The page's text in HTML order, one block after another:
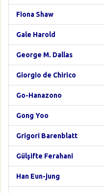
Fiona Shaw
Gale Harold
George M. Dallas
Giorgio de Chirico
Go-Hanazono
Gong Yoo
Grigori Barenblatt
Gülşifte Ferahani
Han Eun-jung